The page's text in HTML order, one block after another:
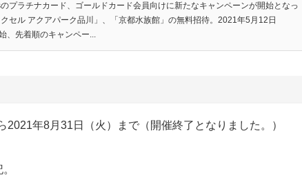
プラチナカード、ゴールドカード会員向けに新たなキャンペーンが開始となっ
セル アクアパーク品川」、「京都水族館」の無料招待。2021年5月12日
、先着順のキャンペー...
年8月31日（火）まで（開催終了となりました。）